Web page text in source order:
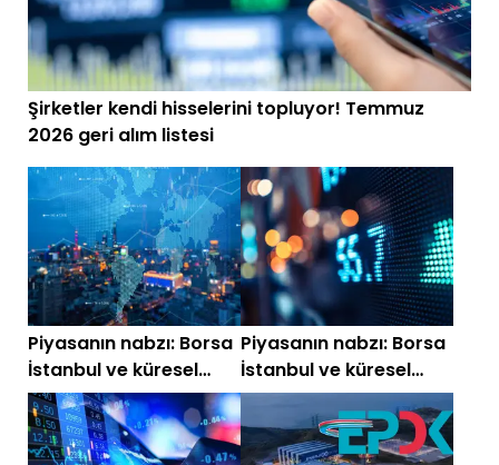
Şirketler kendi hisselerini topluyor! Temmuz
2026 geri alım listesi
Piyasanın nabzı: Borsa
İstanbul ve küresel
piyasalarda gün
başlarken (31 Temmuz
2026)
Piyasanın nabzı: Borsa
İstanbul ve küresel
piyasalarda gün
başlarken (30
Temmuz)